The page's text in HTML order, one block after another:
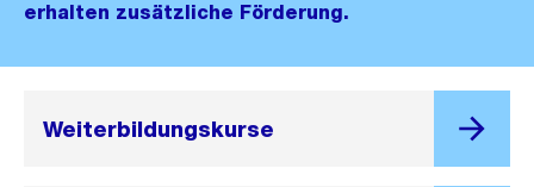
erhalten zusätzliche Förderung.
Weiterbildungskurse